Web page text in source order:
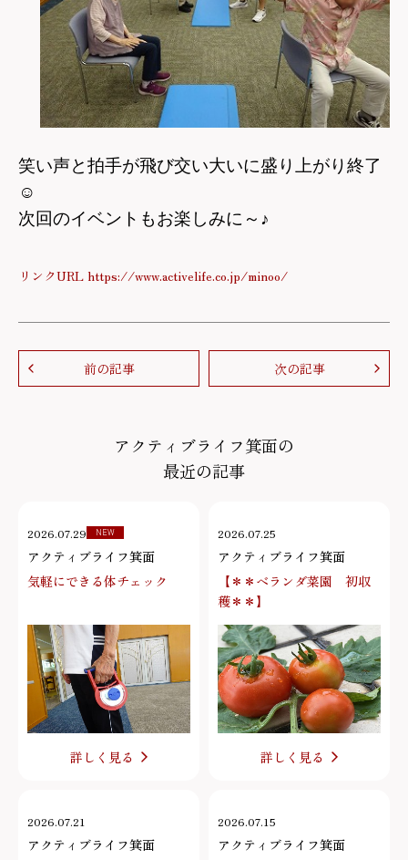
笑い声と拍手が飛び交い大いに盛り上がり終了
☺
次回のイベントもお楽しみに～♪
リンクURL https://www.activelife.co.jp/minoo/
前の記事 次の記事
アクティブライフ箕面の
最近の記事
2026.07.29 NEW
アクティブライフ箕面
気軽にできる体チェック
詳しく見る
2026.07.25
アクティブライフ箕面
【＊＊ベランダ菜園 初収
穫＊＊】
詳しく見る
2026.07.21
アクティブライフ箕面
2026.07.15
アクティブライフ箕面